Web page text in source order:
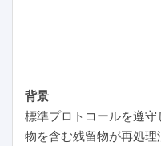
背景
標準プロトコールを遵
物を含む残留物が再処